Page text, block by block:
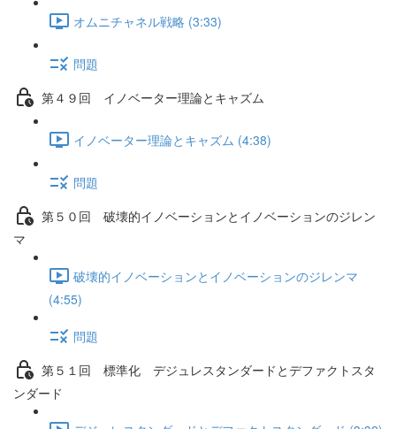
オムニチャネル戦略 (3:33)
問題
第４９回 イノベーター理論とキャズム
イノベーター理論とキャズム (4:38)
問題
第５０回 破壊的イノベーションとイノベーションのジレン
マ
破壊的イノベーションとイノベーションのジレンマ
(4:55)
問題
第５１回 標準化 デジュレスタンダードとデファクトスタ
ンダード